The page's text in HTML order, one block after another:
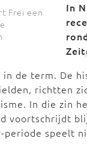
Frei een
In
de term. De
richtten
In die zin
voortschrijdt
periode speelt